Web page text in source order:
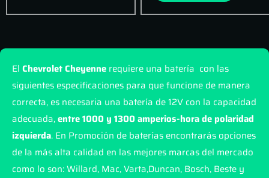
El Chevrolet Cheyenne requiere una batería con las
siguientes especificaciones para que funcione de manera
correcta, es necesaria una batería de 12V con la capacidad
adecuada,entre 1000 y 1300 amperios-hora de polaridad
izquierda. En Promoción de baterías encontrarás opciones
de la más alta calidad en las mejores marcas del mercado
como lo son: Willard, Mac, Varta,Duncan, Bosch, Beste y